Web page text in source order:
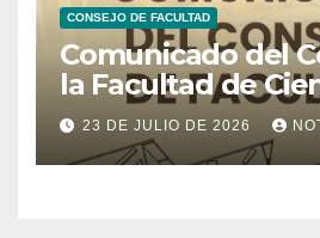
CONSEJO DE FACULTAD
Comunicado del
la Facultad de
23 DE JULIO DE 2026